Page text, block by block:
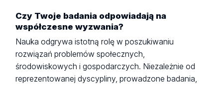
Czy Twoje badania odpowiadają na
współczesne wyzwania?
Nauka odgrywa istotną rolę w poszukiwaniu
rozwiązań problemów społecznych,
środowiskowych i gospodarczych. Niezależnie od
reprezentowanej dyscypliny, prowadzone badania,